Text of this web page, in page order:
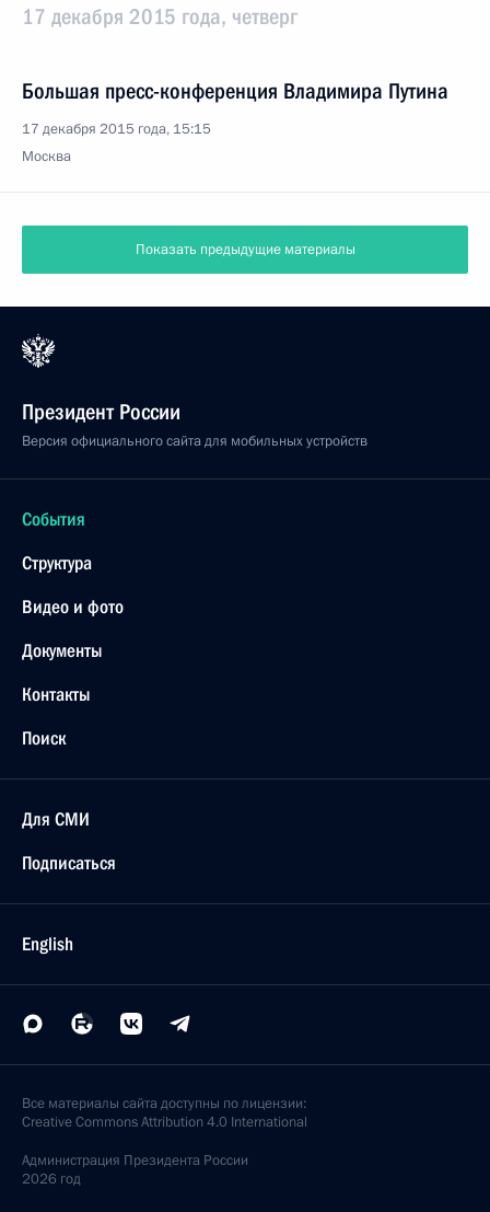
17 декабря 2015 года, четверг
Большая пресс-конференция Владимира Путина
17 декабря 2015 года, 15:15
Москва
Показать предыдущие материалы
Президент России
Версия официального сайта для мобильных устройств
События
Структура
Видео и фото
Документы
Контакты
Поиск
Для СМИ
Подписаться
English
Все материалы сайта доступны по лицензии:
Creative Commons Attribution 4.0 International
Администрация Президента России
2026 год